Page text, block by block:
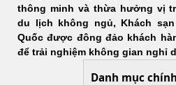
thông minh và thừa hưởng vị
du lịch không ngủ, Khách sạn
Quốc được đông đảo khách
để trải nghiệm không gian nghỉ
Danh mục chính